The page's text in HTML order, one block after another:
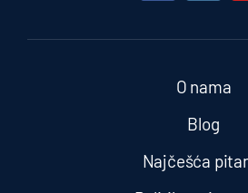
O nama
Blog
Najčešća